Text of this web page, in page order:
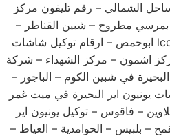
الشمالي – رقم تليفون مركز
بمرسي مطروح – شبين القناطر –
ابوحمص – ارقام توكيل شاشات lcd – led يونيون اير البحيرة
اشمون – مركز الشهداء – شركة
في شبين الكوم – الباجور –
يونيون اير البحيرة في ميت غمر
– فاقوس – توكيل يونيون اير
– بلبيس – الحوامدية – العياط –